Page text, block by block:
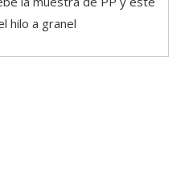
hilo a granel